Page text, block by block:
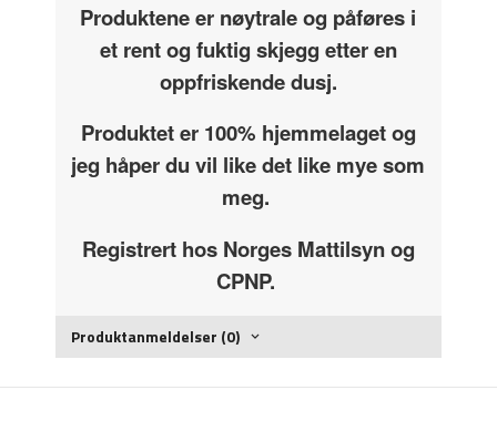
Produktene er nøytrale og påføres i
et rent og fuktig skjegg etter en
oppfriskende dusj.
Produktet er 100% hjemmelaget og
jeg håper du vil like det like mye som
meg.
Registrert hos Norges Mattilsyn og
CPNP.
Produktanmeldelser (0)